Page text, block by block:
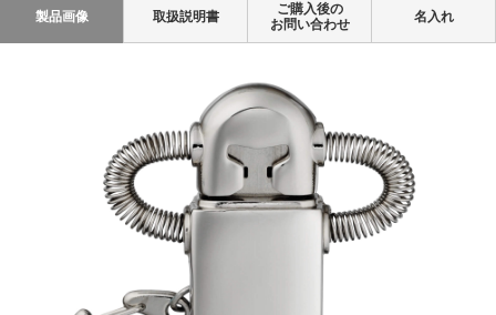
製品画像 取扱説明書
ご購入後の
お問い合わせ
名入れ